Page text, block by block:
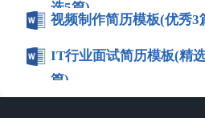
选5篇)
视频制作简历模板(优秀3
IT行业面试简历模板(精
篇)